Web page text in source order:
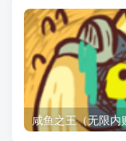
咸鱼之王（无限内